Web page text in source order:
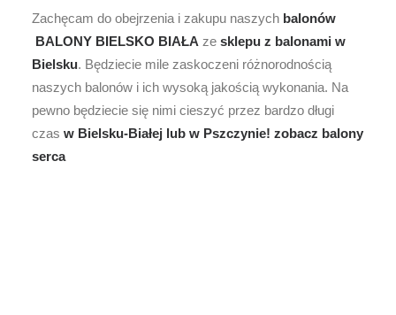
Zachęcam do obejrzenia i zakupu naszych balonów
BALONY BIELSKO BIAŁA ze sklepu z balonami w
Bielsku. Będziecie mile zaskoczeni różnorodnością
naszych balonów i ich wysoką jakością wykonania. Na
pewno będziecie się nimi cieszyć przez bardzo długi
czas w Bielsku-Białej lub w Pszczynie! zobacz balony
serca